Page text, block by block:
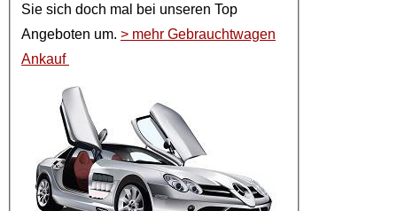
Sie sich doch mal bei unseren Top
Angeboten um. > mehr Gebrauchtwagen
Ankauf